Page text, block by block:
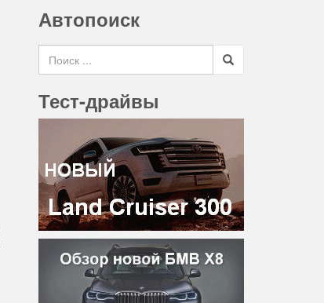
Автопоиск
Search for
Тест-драйвы